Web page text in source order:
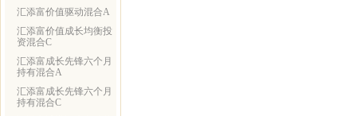
汇添富价值驱动混合A
汇添富价值成长均衡投
资混合C
汇添富成长先锋六个月
持有混合A
汇添富成长先锋六个月
持有混合C